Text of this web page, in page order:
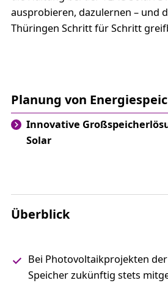
ausprobieren, dazulernen – und
Thüringen Schritt für Schritt
Planung von
Innovative
Solar
Überblick
Bei Photovoltaikprojekten der
Speicher zukünftig stets